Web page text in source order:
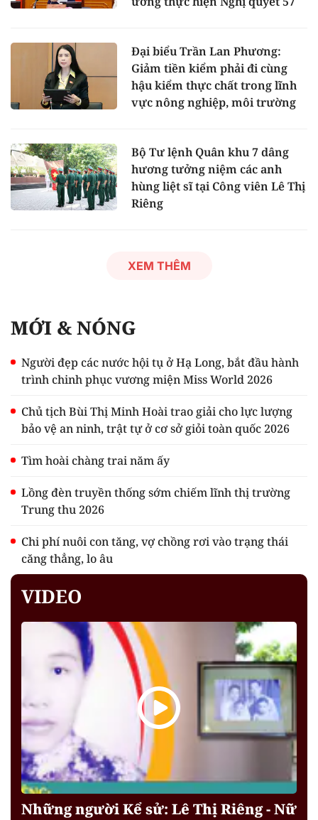
Đại biểu Trần Lan Phương:
Giảm tiền kiểm phải đi cùng
hậu kiểm thực chất trong lĩnh
vực nông nghiệp, môi trường
Bộ Tư lệnh Quân khu 7 dâng
hương tưởng niệm các anh
hùng liệt sĩ tại Công viên Lê Thị
Riêng
XEM THÊM
MỚI & NÓNG
Người đẹp các nước hội tụ ở Hạ Long, bắt đầu hành
trình chinh phục vương miện Miss World 2026
Chủ tịch Bùi Thị Minh Hoài trao giải cho lực lượng
bảo vệ an ninh, trật tự ở cơ sở giỏi toàn quốc 2026
Tìm hoài chàng trai năm ấy
Lồng đèn truyền thống sớm chiếm lĩnh thị trường
Trung thu 2026
Chi phí nuôi con tăng, vợ chồng rơi vào trạng thái
căng thẳng, lo âu
VIDEO
Những người Kể sử: Lê Thị Riêng - Nữ